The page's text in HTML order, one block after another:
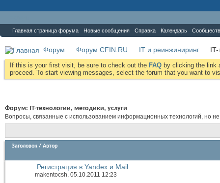
Главная страница форума Новые сообщения Справка Календарь
Форум Форум CFIN.RU IT и реинжиниринг IT-
If this is your first visit, be sure to check out the FAQ by clicking the link
proceed. To start viewing messages, select the forum that you want to
Форум: IT-технологии, методики, услуги
Вопросы, связанные с использованием информационных технологий, но
Заголовок / Автор
Регистрация в Yandex и Mail
makentocsh, 05.10.2011 12:23